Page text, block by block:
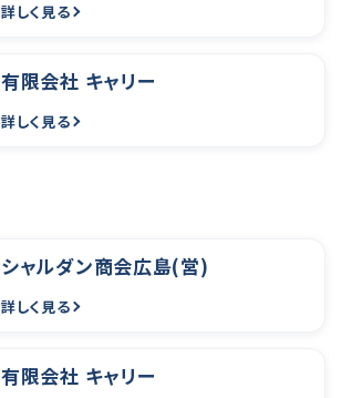
詳しく見る
有限会社 キャリー
詳しく見る
シャルダン商会広島(営)
詳しく見る
有限会社 キャリー